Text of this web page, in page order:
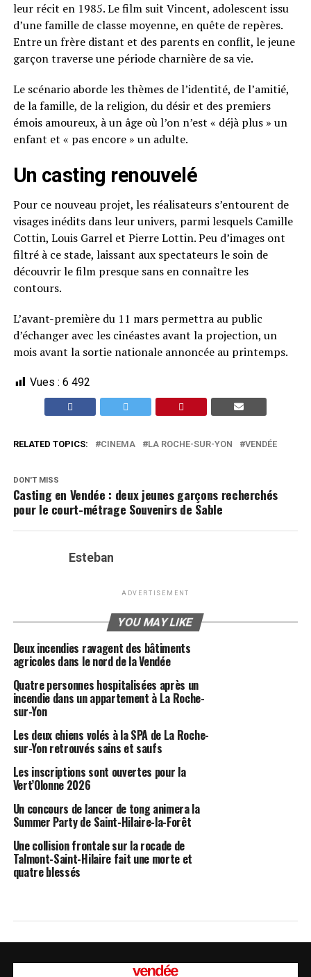
leur récit en 1985. Le film suit Vincent, adolescent issu
d’une famille de classe moyenne, en quête de repères.
Entre un frère distant et des parents en conflit, le jeune
garçon traverse une période charnière de sa vie.
Le scénario aborde les thèmes de l’identité, de l’amitié,
de la famille, de la religion, du désir et des premiers
émois amoureux, à un âge où l’on n’est « déjà plus » un
enfant et « pas encore » un adulte.
Un casting renouvelé
Pour ce nouveau projet, les réalisateurs s’entourent de
visages inédits dans leur univers, parmi lesquels Camille
Cottin, Louis Garrel et Pierre Lottin. Peu d’images ont
filtré à ce stade, laissant aux spectateurs le soin de
découvrir le film presque sans en connaître les
contours.
L’avant-première du 11 mars permettra au public
d’échanger avec les cinéastes avant la projection, un
mois avant la sortie nationale annoncée au printemps.
Vues : 6 492
RELATED TOPICS: CINEMA LA ROCHE-SUR-YON VENDÉE
DON'T MISS
Casting en Vendée : deux jeunes garçons recherchés
pour le court-métrage Souvenirs de Sable
Esteban
ADVERTISEMENT
YOU MAY LIKE
Deux incendies ravagent des bâtiments
agricoles dans le nord de la Vendée
Quatre personnes hospitalisées après un
incendie dans un appartement à La Roche-
sur-Yon
Les deux chiens volés à la SPA de La Roche-
sur-Yon retrouvés sains et saufs
Les inscriptions sont ouvertes pour la
Vert’Olonne 2026
Un concours de lancer de tong animera la
Summer Party de Saint-Hilaire-la-Forêt
Une collision frontale sur la rocade de
Talmont-Saint-Hilaire fait une morte et
quatre blessés